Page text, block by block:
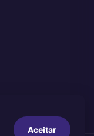
Aceitar